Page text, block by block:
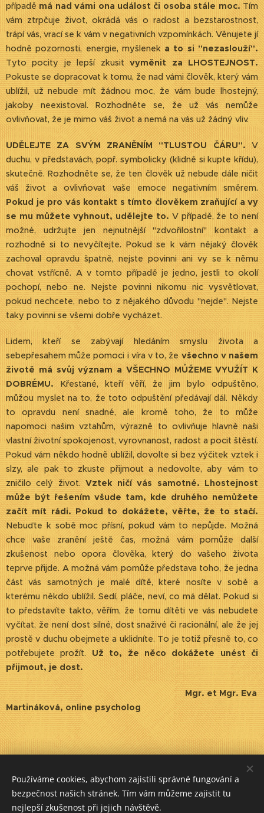
případěmá nad vámi ona událost či osoba stále moc.Tím
vám ztrpčuje život, okrádá vás o radost a bezstarostnost,
trápí vás, vrací se k vám v negativních vzpomínkách. Věnujete jí
hodně pozornosti, energie, myšleneka to si "nezaslouží".
Tyto pocity je lepší zkusitvyměnit za LHOSTEJNOST.
Pokuste se dopracovat k tomu, že nad vámi člověk, který vám
ublížil, už nebude mít žádnou moc, že vám bude lhostejný,
jakoby neexistoval. Rozhodněte se, že už vás nemůže
ovlivňovat, že je mimo váš život a nemá na vás už žádný vliv.
UDĚLEJTE ZA SVÝM ZRANĚNÍM "TLUSTOU ČÁRU". V
duchu, v představách, popř. symbolicky (klidně si kupte křídu),
skutečně. Rozhodněte se, že ten člověk už nebude dále ničit
váš život a ovlivňovat vaše emoce negativním směrem.
Pokud je pro vás kontakt s tímto člověkem zraňující a vy
se mu můžete vyhnout, udělejte to. V případě, že to není
možné, udržujte jen nejnutnější "zdvořilostní" kontakt a
rozhodně si to nevyčítejte. Pokud se k vám nějaký člověk
zachoval opravdu špatně, nejste povinni ani vy se k němu
chovat vstřícně. A v tomto případě je jedno, jestli to okolí
pochopí, nebo ne. Nejste povinni nikomu nic vysvětlovat,
pokud nechcete, nebo to z nějakého důvodu "nejde". Nejste
taky povinni se všemi dobře vycházet.
Lidem, kteří se zabývají hledáním smyslu života a
sebepřesahem může pomoci i víra v to, ževšechno v našem
životě má svůj význam a VŠECHNO MŮŽEME VYUŽÍT K
DOBRÉMU.Křesťané, kteří věří, že jim bylo odpuštěno,
můžou myslet na to, že toto odpuštění předávají dál. Někdy
to opravdu není snadné, ale kromě toho, že to může
napomoci našim vztahům, výrazně to ovlivňuje hlavně naši
vlastní životní spokojenost, vyrovnanost, radost a pocit štěstí.
Pokud vám někdo hodně ublížil, dovolte si bez výčitek vztek i
slzy, ale pak to zkuste přijmout a nedovolte, aby vám to
zničilo celý život.Vztek ničí vás samotné. Lhostejnost
může být řešením všude tam, kde druhého nemůžete
začít mít rádi. Pokud to dokážete, věřte, že to stačí.
Nebuďte k sobě moc přísní, pokud vám to nepůjde. Možná
chce vaše zranění ještě čas, možná vám pomůže další
zkušenost nebo opora člověka, který do vašeho života
teprve přijde. A možná vám pomůže představa toho, že jedna
část vás samotných je malé dítě, které nosíte v sobě a
kterému někdo ublížil. Sedí, pláče, neví, co má dělat. Pokud si
to představíte takto, věřím, že tomu dítěti ve vás nebudete
vyčítat, že není dost silné, dost snaživé či racionální, ale že jej
prostě v duchu obejmete a uklidníte. To je totiž přesně to, co
potřebujete prožít.Už to, že něco dokážete unést či
přijmout, je dost.
Mgr. et Mgr. Eva
Martináková, online psycholog
Share
Používáme cookies, abychom zajistili správné fungování a
bezpečnost našich stránek. Tím vám můžeme zajistit tu
nejlepší zkušenost při jejich návštěvě.